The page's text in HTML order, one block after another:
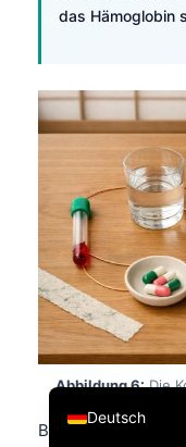
das Hämoglobin
Abbildung 6:Die
mehr als der
Bei Blutbild,
Deutsch
English
العربية
Français
עִבְרִית
Italiano
Español
Português
Ελληνικά
Türkçe
简体中文